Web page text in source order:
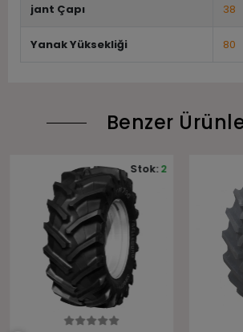
jant Çapı 38
Yanak Yüksekliği 80
Benzer
Stok:2